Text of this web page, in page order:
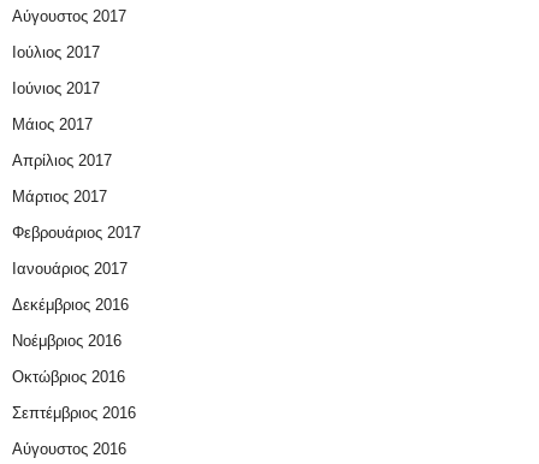
Αύγουστος 2017
Ιούλιος 2017
Ιούνιος 2017
Μάιος 2017
Απρίλιος 2017
Μάρτιος 2017
Φεβρουάριος 2017
Ιανουάριος 2017
Δεκέμβριος 2016
Νοέμβριος 2016
Οκτώβριος 2016
Σεπτέμβριος 2016
Αύγουστος 2016